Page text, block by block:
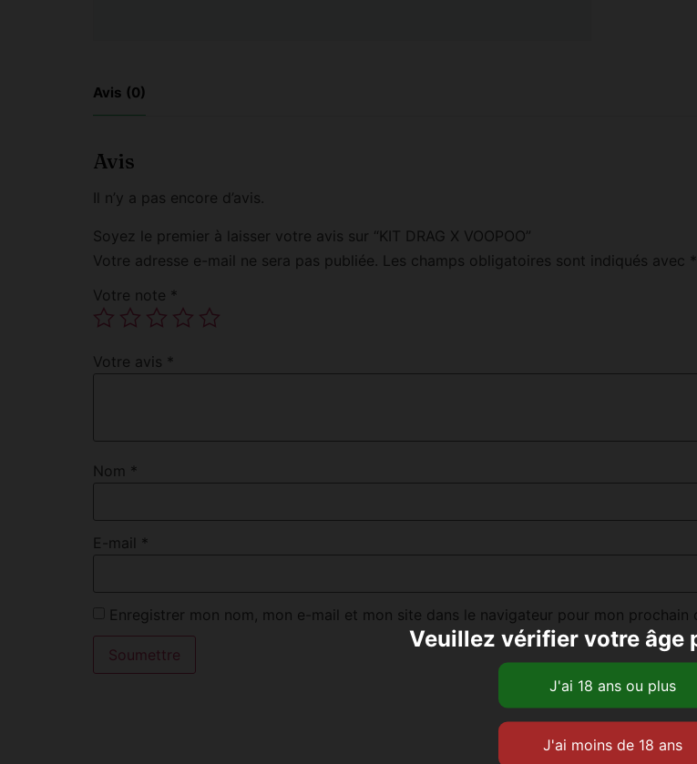
Avis (0)
Avis
Il n’y a pas encore d’avis.
Soyez le premier à laisser votre avis sur “KIT DRAG X VOOPOO”
Votre adresse e-mail ne sera pas publiée. Les champs obligatoires sont indiqués avec *
Votre note *
Votre avis *
Nom *
E-mail *
Enregistrer mon nom, mon e-mail et mon site dans le navigateur pour mon prochain
Produits
Veuillez vérifier votre âge